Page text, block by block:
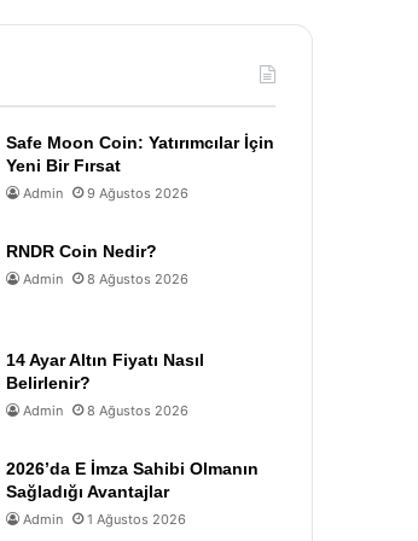
Safe Moon Coin: Yatırımcılar İçin
Yeni Bir Fırsat
Admin 9 Ağustos 2026
RNDR Coin Nedir?
Admin 8 Ağustos 2026
14 Ayar Altın Fiyatı Nasıl
Belirlenir?
Admin 8 Ağustos 2026
2026’da E İmza Sahibi Olmanın
Sağladığı Avantajlar
Admin 1 Ağustos 2026